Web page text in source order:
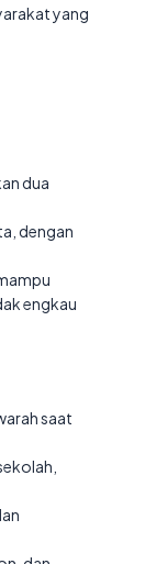
yang
dua
dengan
engkau
saat